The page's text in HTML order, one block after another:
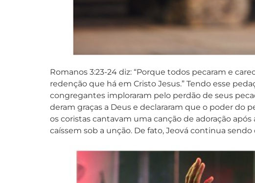
Romanos 3:23-24 diz: “Porque todos pecaram e
redenção que há em Cristo Jesus.” Tendo esse
congregantes imploraram pelo perdão de seus
deram graças a Deus e declararam que o poder do
os coristas cantavam uma canção de adoração
caíssem sob a unção. De fato, Jeová continua